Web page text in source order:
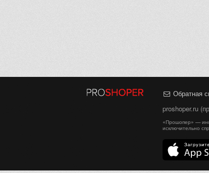
Обратная
proshoper.ru
«Прошопер» —
исключительно